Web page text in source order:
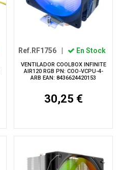
Ref.RF1756 | En Stock
VENTILADOR COOLBOX INFINITE
AIR120 RGB PN: COO-VCPU-4-
ARB EAN: 8436624420153
30,25 €